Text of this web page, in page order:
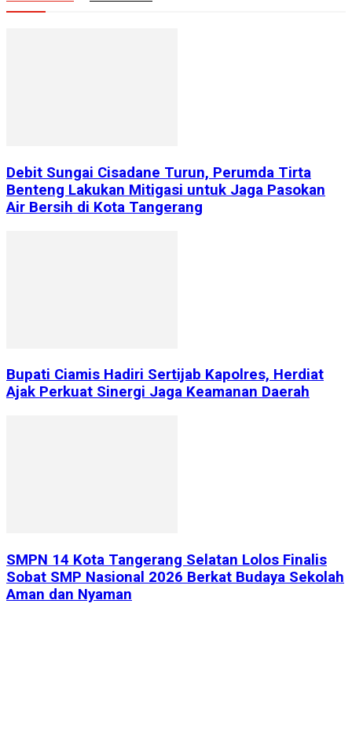
Debit Sungai Cisadane Turun, Perumda Tirta
Benteng Lakukan Mitigasi untuk Jaga Pasokan
Air Bersih di Kota Tangerang
Bupati Ciamis Hadiri Sertijab Kapolres, Herdiat
Ajak Perkuat Sinergi Jaga Keamanan Daerah
SMPN 14 Kota Tangerang Selatan Lolos Finalis
Sobat SMP Nasional 2026 Berkat Budaya Sekolah
Aman dan Nyaman